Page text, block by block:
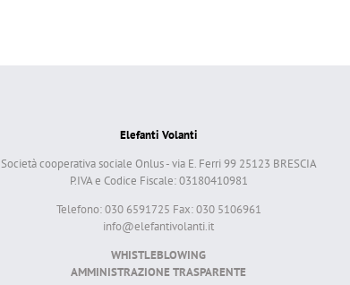
Elefanti Volanti
Società cooperativa sociale Onlus - via E. Ferri 99 25123 BRESCIA
P.IVA e Codice Fiscale: 03180410981
Telefono: 030 6591725 Fax: 030 5106961
info@elefantivolanti.it
WHISTLEBLOWING
AMMINISTRAZIONE TRASPARENTE